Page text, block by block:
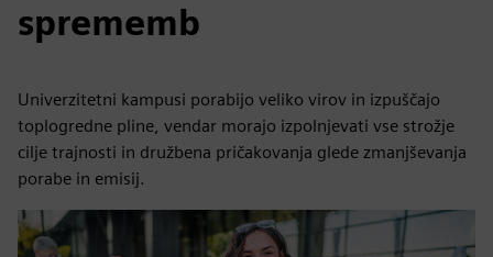
sprememb
Univerzitetni kampusi porabijo veliko virov in izpuščajo
toplogredne pline, vendar morajo izpolnjevati vse strožje
cilje trajnosti in družbena pričakovanja glede zmanjševanja
porabe in emisij.